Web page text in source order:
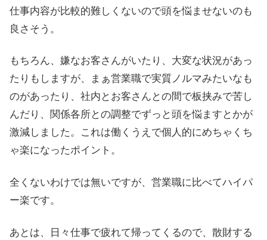
仕事内容が比較的難しくないので頭を悩ませないのも
良さそう。
もちろん、嫌なお客さんがいたり、大変な状況があっ
たりもしますが、まぁ営業職で実質ノルマみたいなも
のがあったり、社内とお客さんとの間で板挟みで苦し
んだり、関係各所との調整でずっと頭を悩ますとかが
激減しました。これは働くうえで個人的にめちゃくち
ゃ楽になったポイント。
全くないわけでは無いですが、営業職に比べてハイパ
ー楽です。
あとは、日々仕事で疲れて帰ってくるので、散財する